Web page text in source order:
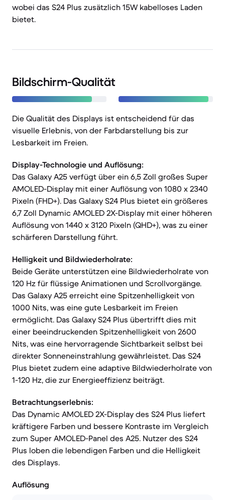
wobei das S24 Plus zusätzlich 15W kabelloses Laden
bietet.
Bildschirm-Qualität
Die Qualität des Displays ist entscheidend für das
visuelle Erlebnis, von der Farbdarstellung bis zur
Lesbarkeit im Freien.
Display-Technologie und Auflösung:
Das Galaxy A25 verfügt über ein 6,5 Zoll großes Super
AMOLED-Display mit einer Auflösung von 1080 x 2340
Pixeln (FHD+). Das Galaxy S24 Plus bietet ein größeres
6,7 Zoll Dynamic AMOLED 2X-Display mit einer höheren
Auflösung von 1440 x 3120 Pixeln (QHD+), was zu einer
schärferen Darstellung führt.
Helligkeit und Bildwiederholrate:
Beide Geräte unterstützen eine Bildwiederholrate von
120 Hz für flüssige Animationen und Scrollvorgänge.
Das Galaxy A25 erreicht eine Spitzenhelligkeit von
1000 Nits, was eine gute Lesbarkeit im Freien
ermöglicht. Das Galaxy S24 Plus übertrifft dies mit
einer beeindruckenden Spitzenhelligkeit von 2600
Nits, was eine hervorragende Sichtbarkeit selbst bei
direkter Sonneneinstrahlung gewährleistet. Das S24
Plus bietet zudem eine adaptive Bildwiederholrate von
1-120 Hz, die zur Energieeffizienz beiträgt.
Betrachtungserlebnis:
Das Dynamic AMOLED 2X-Display des S24 Plus liefert
kräftigere Farben und bessere Kontraste im Vergleich
zum Super AMOLED-Panel des A25. Nutzer des S24
Plus loben die lebendigen Farben und die Helligkeit
des Displays.
Auflösung